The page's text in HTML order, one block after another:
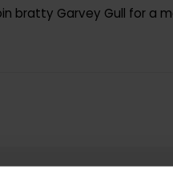
bratty Garvey Gull for a